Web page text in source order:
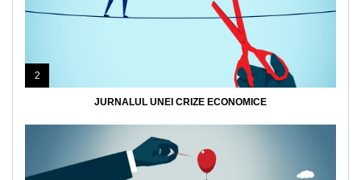
2
JURNALUL UNEI CRIZE ECONOMICE